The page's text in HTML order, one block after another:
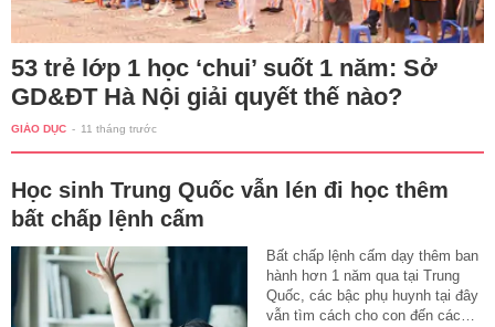
53 trẻ lớp 1 học ‘chui’ suốt 1 năm: Sở
GD&ĐT Hà Nội giải quyết thế nào?
GIÁO DỤC - 11 tháng trước
Học sinh Trung Quốc vẫn lén đi học thêm
bất chấp lệnh cấm
Bất chấp lệnh cấm dạy thêm ban
hành hơn 1 năm qua tại Trung
Quốc, các bậc phụ huynh tại đây
vẫn tìm cách cho con đến các…